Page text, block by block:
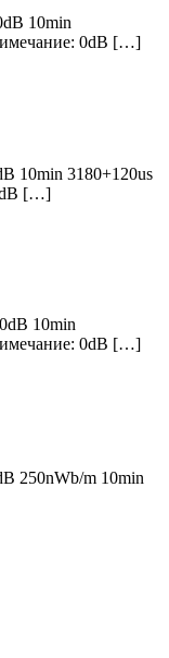
10min
0dB […]
10min 3180+120us
[…]
10min
0dB […]
250nWb/m 10min